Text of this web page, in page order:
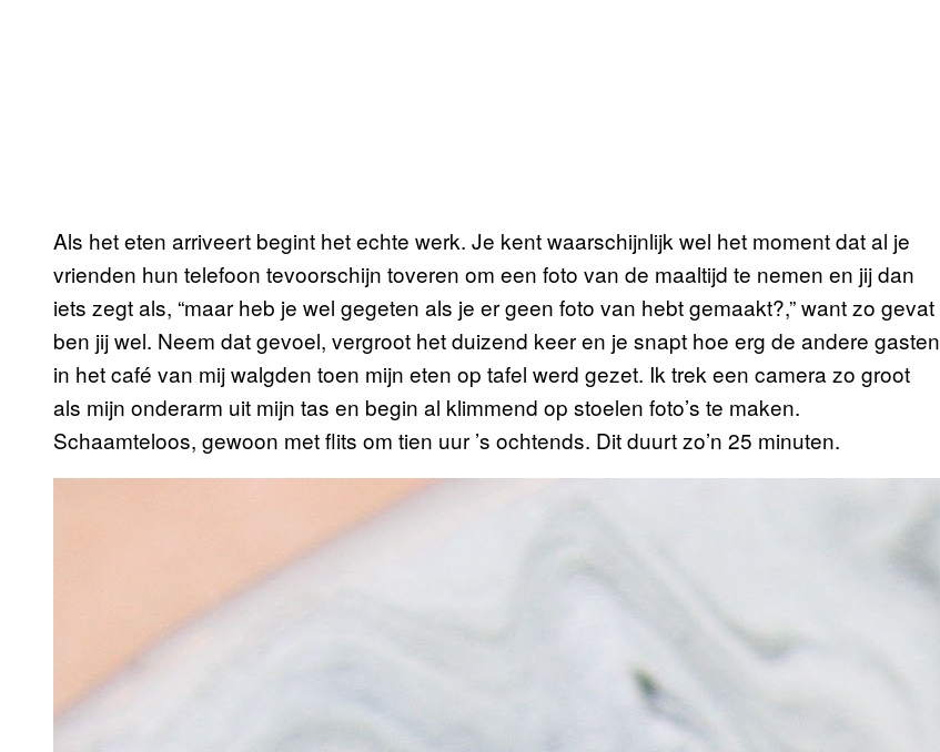
Als het eten arriveert begint het echte werk. Je kent waarschijnlijk wel het moment dat al je
vrienden hun telefoon tevoorschijn toveren om een foto van de maaltijd te nemen en jij dan
iets zegt als, “maar heb je wel gegeten als je er geen foto van hebt gemaakt?,” want zo gevat
ben jij wel. Neem dat gevoel, vergroot het duizend keer en je snapt hoe erg de andere gasten
in het café van mij walgden toen mijn eten op tafel werd gezet. Ik trek een camera zo groot
als mijn onderarm uit mijn tas en begin al klimmend op stoelen foto’s te maken.
Schaamteloos, gewoon met flits om tien uur ’s ochtends. Dit duurt zo’n 25 minuten.